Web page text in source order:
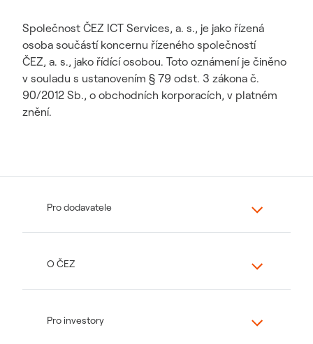
Společnost ČEZ ICT Services, a. s., je jako řízená
osoba součástí koncernu řízeného společností
ČEZ, a. s., jako řídící osobou. Toto oznámení je činěno
v souladu s ustanovením § 79 odst. 3 zákona č.
90/2012 Sb., o obchodních korporacích, v platném
znění.
Pro dodavatele
O ČEZ
Pro investory